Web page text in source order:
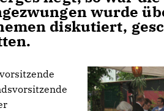
wurde
diskutiert,